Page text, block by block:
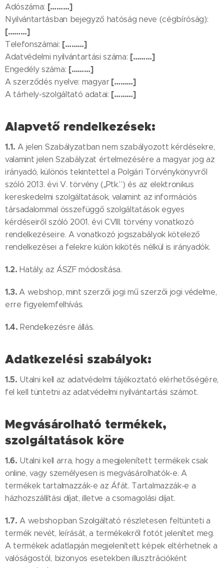
Adószáma: [………]
Nyilvántartásban bejegyző hatóság neve (cégbíróság):
[………]
Telefonszámai: [………]
Adatvédelmi nyilvántartási száma: [………]
Engedély száma: [………]
A szerződés nyelve: magyar[………]
A tárhely-szolgáltató adatai: [………]
Alapvető rendelkezések:
1.1. A jelen Szabályzatban nem szabályozott kérdésekre,
valamint jelen Szabályzat értelmezésére a magyar jog az
irányadó, különös tekintettel a Polgári Törvénykönyvről
szóló 2013. évi V. törvény („Ptk.”) és az elektronikus
kereskedelmi szolgáltatások, valamint az információs
társadalommal összefüggő szolgáltatások egyes
kérdéseiről szóló 2001. évi CVIII. törvény vonatkozó
rendelkezéseire. A vonatkozó jogszabályok kötelező
rendelkezései a felekre külön kikötés nélkül is irányadók.
1.2. Hatály, az ÁSZF módosítása.
1.3.A webshop, mint szerzői jogi mű szerzői jogi védelme,
erre figyelemfelhívás.
1.4. Rendelkezésre állás.
Adatkezelési szabályok:
1.5. Utalni kell az adatvédelmi tájékoztató elérhetőségére,
fel kell tüntetni az adatvédelmi nyilvántartási számot.
Megvásárolható termékek,
szolgáltatások köre
1.6. Utalni kell arra, hogy a megjelenített termékek csak
online, vagy személyesen is megvásárolhatók-e. A
termékek tartalmazzák-e az Áfát. Tartalmazzák-e a
házhozszállítási díjat, illetve a csomagolási díjat.
1.7. A webshopban Szolgáltató részletesen feltünteti a
termék nevét, leírását, a termékekről fotót jelenítet meg.
A termékek adatlapján megjelenített képek eltérhetnek a
valóságostól, bizonyos esetekben illusztrációként